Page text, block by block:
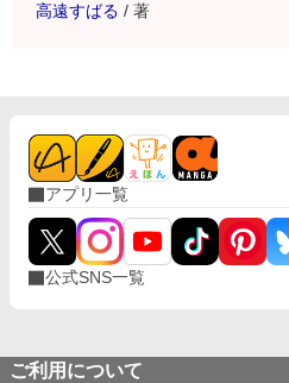
高遠すばる / 著
アプリ一覧
公式SNS一覧
ご利用について